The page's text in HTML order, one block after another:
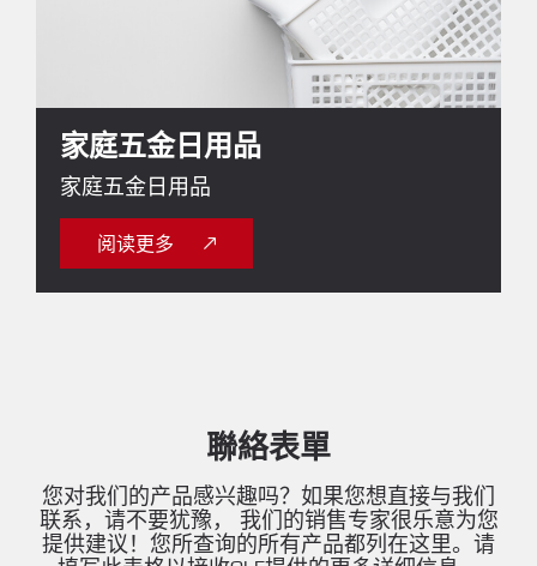
家庭五金日用品
家庭五金日用品
阅读更多
聯絡表單
您对我们的产品感兴趣吗？如果您想直接与我们
联系，请不要犹豫， 我们的销售专家很乐意为您
提供建议！您所查询的所有产品都列在这里。请